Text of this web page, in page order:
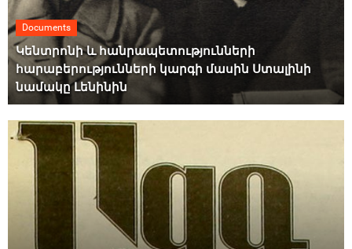
Documents
Կենտրոնի և հանրապետությունների
հարաբերությունների կարգի մասին Ստալինի
նամակը Լենինին